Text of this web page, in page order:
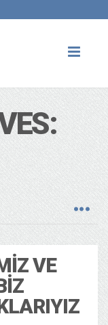
VE